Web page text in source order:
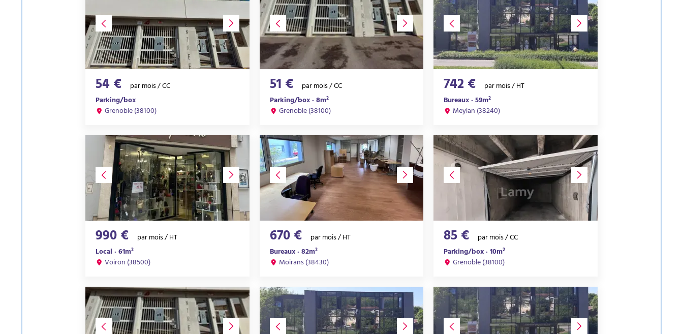
54 €
par mois / CC
Parking/box
Grenoble (38100)
51 €
par mois / CC
Parking/box · 8m²
Grenoble (38100)
742 €
par mois / HT
Bureaux · 59m²
Meylan (38240)
990 €
par mois / HT
Local · 61m²
Voiron (38500)
670 €
par mois / HT
Bureaux · 82m²
Moirans (38430)
85 €
par mois / CC
Parking/box · 10m²
Grenoble (38100)